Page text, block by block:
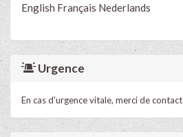
English Français Nederlands
Urgence
En cas d'urgence vitale, merci de